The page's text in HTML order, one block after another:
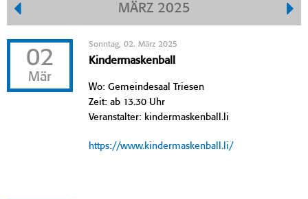
MÄRZ 2025
02
Mär
Sonntag, 02. März 2025
Kindermaskenball
Wo: Gemeindesaal Triesen
Zeit: ab 13.30 Uhr
Veranstalter: kindermaskenball.li
https://www.kindermaskenball.li/